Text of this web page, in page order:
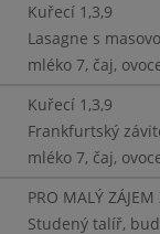
Kuřecí 1,3,9
Lasagne s
mléko 7, čaj,
Kuřecí 1,3,9
Frankfurtský
mléko 7, čaj,
PRO MALÝ
Studený talíř,